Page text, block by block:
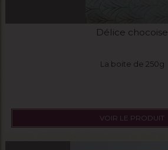
Délice chocoise
La boite de 250g
VOIR LE PRODUIT